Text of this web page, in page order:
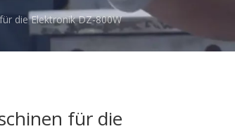
die Elektronik DZ-800W
für die